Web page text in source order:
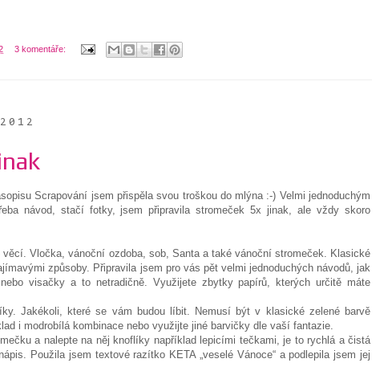
3 komentáře:
Scrapování jsem přispěla svou troškou do mlýna :-) Velmi jednoduchým
návod, stačí fotky, jsem připravila stromeček 5x jinak, ale vždy skoro
Vločka, vánoční ozdoba, sob, Santa a také vánoční stromeček. Klasické
způsoby. Připravila jsem pro vás pět velmi jednoduchých návodů, jak
visačky a to netradičně. Využijete zbytky papírů, kterých určitě máte
Jakékoli, které se vám budou líbit. Nemusí být v klasické zelené barvě
i modrobílá kombinace nebo využijte jiné barvičky dle vaší fantazie.
a nalepte na něj knoflíky například lepicími tečkami, je to rychlá a čistá
Použila jsem textové razítko KETA „veselé Vánoce“ a podlepila jsem jej